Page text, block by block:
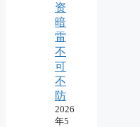
资
暗
雷
不
可
不
防
2026
年5